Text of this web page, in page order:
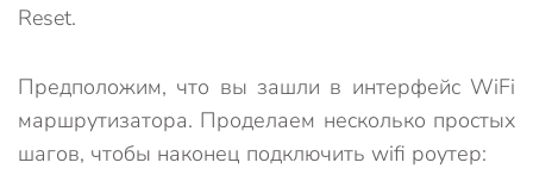
Reset.
Предположим, что вы зашли в интерфейс WiFi
маршрутизатора. Проделаем несколько простых
шагов, чтобы наконец подключить wifi роутер: